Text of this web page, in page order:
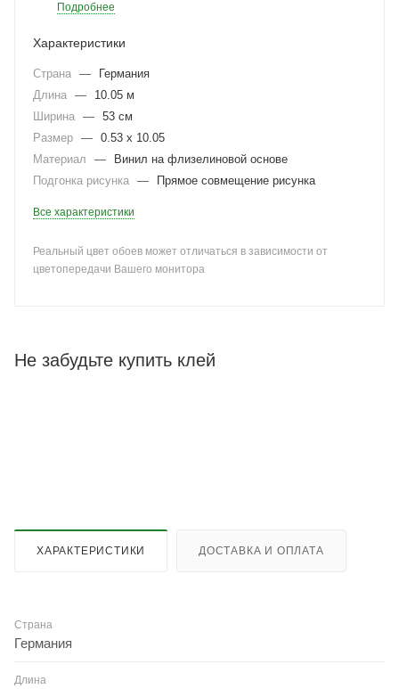
Подробнее
Характеристики
Страна —
Германия
Длина —
10.05 м
Ширина — 53 см
Размер — 0.53 x 10.05
Материал
—
Винил на флизелиновой основе
Подгонка рисунка — Прямое совмещение рисунка
Все характеристики
Реальный цвет обоев может отличаться в зависимости от
цветопередачи Вашего монитора
Не забудьте купить клей
ХАРАКТЕРИСТИКИ ДОСТАВКА И ОПЛАТА
Страна
Германия
Длина